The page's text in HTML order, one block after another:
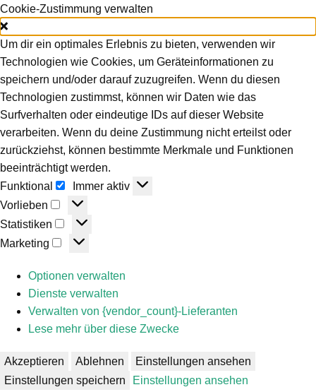
Cookie-Zustimmung verwalten
Um dir ein optimales Erlebnis zu bieten, verwenden wir
Technologien wie Cookies, um Geräteinformationen zu
speichern und/oder darauf zuzugreifen. Wenn du diesen
Technologien zustimmst, können wir Daten wie das
Surfverhalten oder eindeutige IDs auf dieser Website
verarbeiten. Wenn du deine Zustimmung nicht erteilst oder
zurückziehst, können bestimmte Merkmale und Funktionen
beeinträchtigt werden.
Funktional
Funktional
Immer aktiv
Vorlieben
Vorlieben
Statistiken
Statistiken
Marketing
Marketing
Optionen verwalten
Dienste verwalten
Verwalten von {vendor_count}-Lieferanten
Lese mehr über diese Zwecke
Akzeptieren Ablehnen
Einstellungen ansehen
Einstellungen speichern
Einstellungen ansehen